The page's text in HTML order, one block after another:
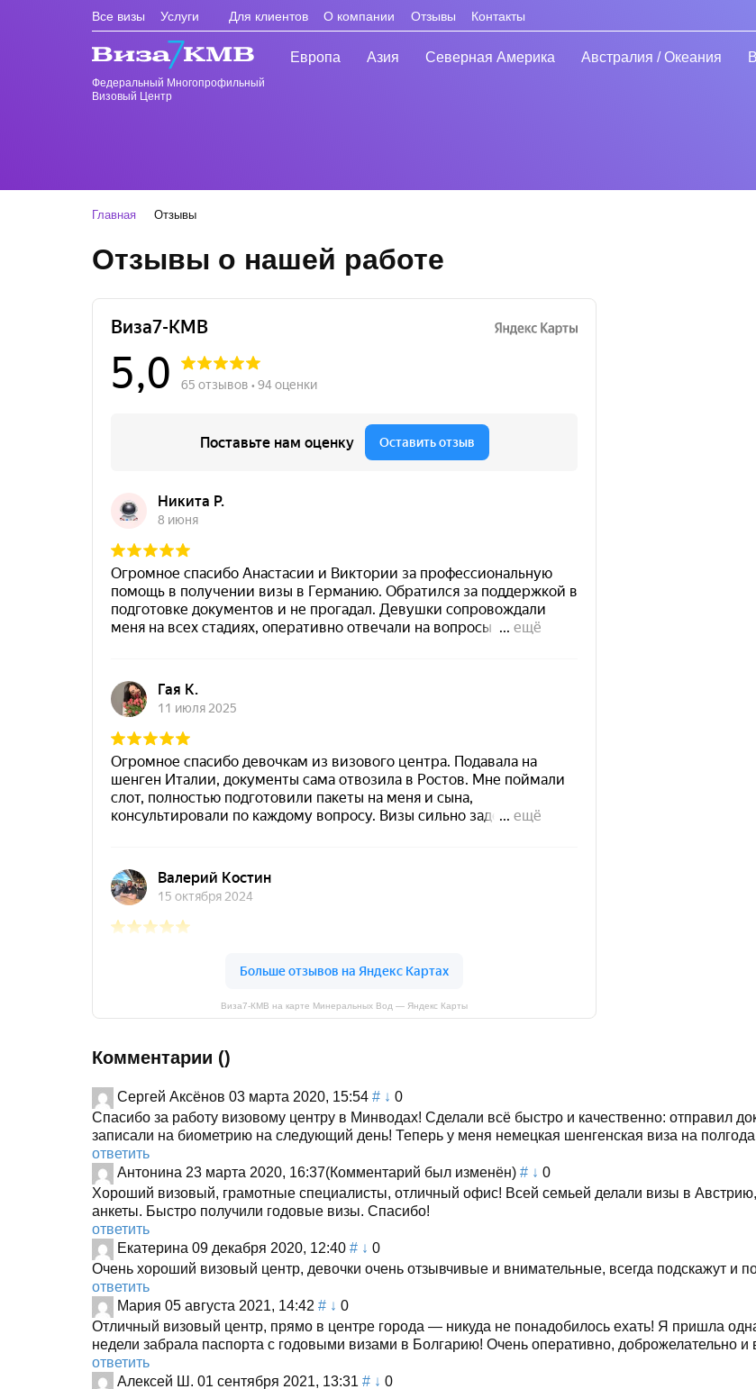
Все визы Услуги Для клиентов О компании Отзывы Контакты
Федеральный Многопрофильный
Визовый Центр
Европа Азия Северная Америка Австралия / Океания
Главная Отзывы
Отзывы о нашей работе
Виза7-КМВ на карте Минеральных Вод — Яндекс Карты
Комментарии ()
Сергей Аксёнов 03 марта 2020, 15:54 # ↓ 0
Спасибо за работу визовому центру в Минводах! Сделали всё быстро и качественно: отправил
записали на биометрию на следующий день! Теперь у меня немецкая шенгенская виза на
ответить
Антонина 23 марта 2020, 16:37(Комментарий был изменён) # ↓ 0
Хороший визовый, грамотные специалисты, отличный офис! Всей семьей делали визы в
анкеты. Быстро получили годовые визы. Спасибо!
ответить
Екатерина 09 декабря 2020, 12:40 # ↓ 0
Очень хороший визовый центр, девочки очень отзывчивые и внимательные, всегда подскажут и
ответить
Мария 05 августа 2021, 14:42 # ↓ 0
Отличный визовый центр, прямо в центре города — никуда не понадобилось ехать! Я пришла
недели забрала паспорта с годовыми визами в Болгарию! Очень оперативно, доброжелательно
ответить
Алексей Ш. 01 сентября 2021, 13:31 # ↓ 0